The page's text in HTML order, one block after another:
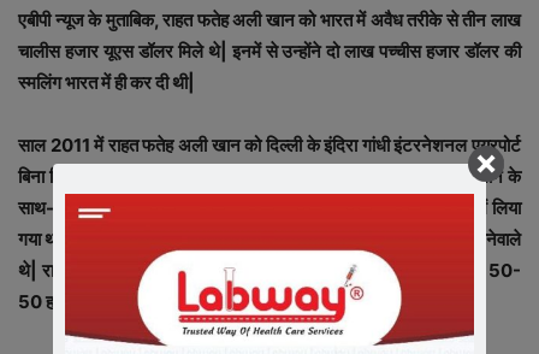
एबीपी न्‍यूज के मुताबिक, राहत फतेह अली खान को भारत में अवैध तरीके से तीन लाख
चालीस हजार यूएस डॉलर मिले थे| इनमें से उन्‍होंने दो लाख पच्‍चीस हजार डॉलर की
स्‍मलिंग भारत में ही कर दी थी|
साल 2011 में राहत फतेह अली खान को दिल्‍ली के इंदिरा गांधी इंटरनेशनल एयरपोर्ट
बिना किसी दस्तावेज के सवा लाख डॉलर बरामद किये थे| राहत फतेह अली खान के
साथ-साथ उनके प्रबंधक मारूफ और इवेंट मैनेजर चित्रेश को भी हिरासत में लिया
गया था| इन लोगों को तब हिरासत में लिया गया था जब वे दुबई के रास्‍ते लाहौर जानेवाले
थे| राहत के बैग से 24 हजार डॉलर जबकि दल के दो अन्‍य सदस्‍यों के बैग से 50-
50 हजार डॉलर बरामद किये थे|